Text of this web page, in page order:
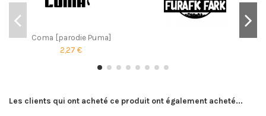
Coma [parodie Puma]
2,27 €
Les clients qui ont acheté ce produit ont également acheté...